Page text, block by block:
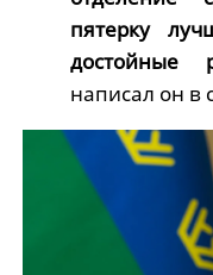
пятерку
достойные
написал он в